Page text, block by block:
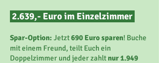
2.639,- Euro im Einzelzimmer
Spar-Option: Jetzt690 Euro sparen! Buche
mit einem Freund, teilt Euch ein
Doppelzimmer und jeder zahlt nur 1.949